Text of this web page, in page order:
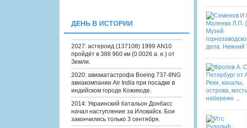
ДЕНЬ В ИСТОРИИ
2027: астероид (137108) 1999 AN10
пройдёт в 388 960 км (0.0026 а. е.) от
Земли.
2020: авиакатастрофа Boeing 737-8NG
авиакомпании Air India при посадке в
индийском городе Кожикоде.
2014: Украинский батальон Донбасс
начал наступление за Иловайск. Бои
закончились только 3 сентября.